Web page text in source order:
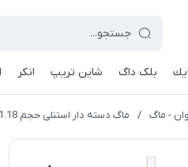
بلک داگ شاین تریپ انکر
- ماگ / ماگ دسته دار استنلی حجم 1.18 لیتر | Quencher® H2.0